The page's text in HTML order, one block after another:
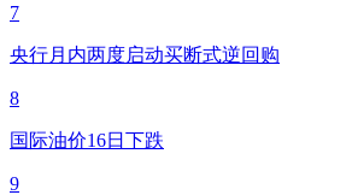
7
央行月内两度启动买断式逆回购
8
国际油价16日下跌
9